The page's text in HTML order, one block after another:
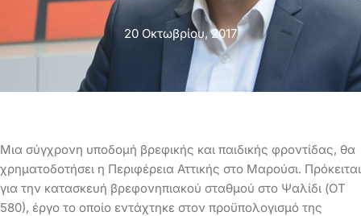
20 Οκτωβρίου, 2017
Μια σύγχρονη υποδομή βρεφικής και παιδικής φροντίδας, θα
χρηματοδοτήσει η Περιφέρεια Αττικής στο Μαρούσι. Πρόκειται
για την κατασκευή βρεφονηπιακού σταθμού στο Ψαλίδι (ΟΤ
580), έργο το οποίο εντάχτηκε στον προϋπολογισμό της